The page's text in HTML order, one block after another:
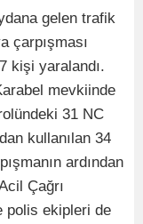
gelen trafik
çarpışması
kişi yaralandı.
mevkiinde
31 NC
kullanılan 34
ardından
Çağrı
polis ekipleri de